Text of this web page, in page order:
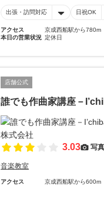
出張・訪問対応 日祝OK
アクセス
京成西船駅から780m
本日の営業状況 定休日
店舗公式
誰でも作曲家講座－
3.03 写真
音楽教室
アクセス 京成西船駅から600m